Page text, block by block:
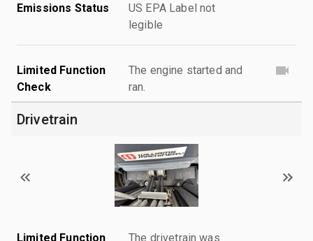
Emissions Status
US EPA Label not
legible
Limited Function
Check
The engine started and
ran.
Drivetrain
Limited Function
The drivetrain was